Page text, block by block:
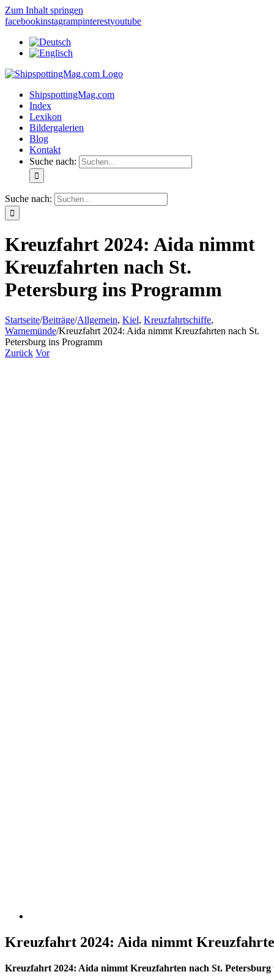
Zum Inhalt springen
facebookinstagrampinterestyoutube
ShipspottingMag.com
Index
Lexikon
Bildergalerien
Blog
Kontakt
Suche nach:
Suche nach:
Kreuzfahrt 2024: Aida nimmt
Kreuzfahrten nach St.
Petersburg ins Programm
Startseite/Beiträge/Allgemein, Kiel, Kreuzfahrtschiffe,
Warnemünde/Kreuzfahrt 2024: Aida nimmt Kreuzfahrten nach St.
Petersburg ins Programm
Zurück Vor
Kreuzfahrt 2024: Aida nimmt
Kreuzfahrt 2024: Aida nimmt Kreuzfahrten nach St. Petersburg